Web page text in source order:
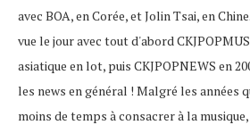
avec BOA, en Corée, et Jolin Tsai, en
vue le jour avec tout d'abord
asiatique en lot, puis CKJPOPNEWS en
les news en général ! Malgré les années
moins de temps à consacrer à la